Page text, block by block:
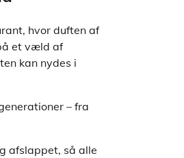
hvor duften af
et væld af
kan nydes i
– fra
afslappet, så alle